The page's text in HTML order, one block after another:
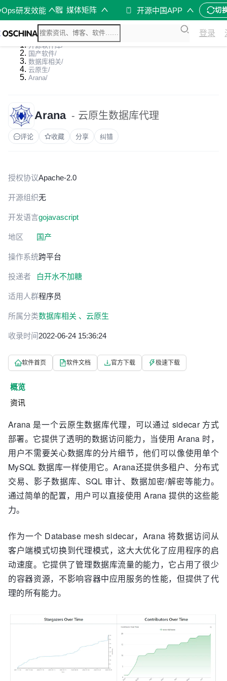
研发效能 媒体矩阵 开源中国APP 切
登录
开源软件库/
国产软件/
数据库相关/
云原生/
Arana/
Arana - 云原生数据库代理
评论 收藏 分享 纠错
授权协议Apache-2.0
开源组织无
开发语言gojavascript
地区 国产
操作系统跨平台
投递者 白开水不加糖
适用人群程序员
所属分类数据库相关 、 云原生
收录时间2022-06-24 15:36:24
软件首页 软件文档 官方下载 极速下载
概览
资讯
Arana 是一个云原生数据库代理，可以通过 sidecar 方式
部署。 它提供了透明的数据访问能力，当使用 Arana 时，
用户不需要关心数据库的分片细节，他们可以像使用单个
MySQL 数据库一样使用它。Arana还提供多租户、分布式
交易、影子数据库、SQL 审计、数据加密/解密等能力。
通过简单的配置，用户可以直接使用 Arana 提供的这些能
力。
作为一个 Database mesh sidecar，Arana 将数据访问从
客户端模式切换到代理模式，这大大优化了应用程序的启
动速度。它提供了管理数据库流量的能力，它占用了很少
的容器资源，不影响容器中应用服务的性能，但提供了代
理的所有能力。